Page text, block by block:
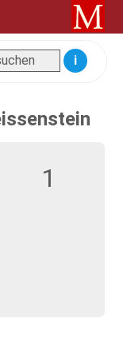
i
1